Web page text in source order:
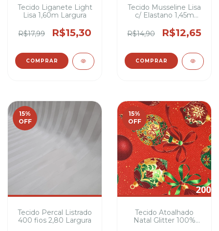
Tecido Liganete Light
Lisa 1,60m Largura
R$17,99 R$15,30
COMPRAR
Tecido Musseline Lisa
c/ Elastano 1,45m
R$14,90
R$12,65
COMPRAR
15%
OFF
Tecido Percal Listrado
400 fios 2,80 Largura
15%
OFF
Tecido Atoalhado
Natal Glitter 100%